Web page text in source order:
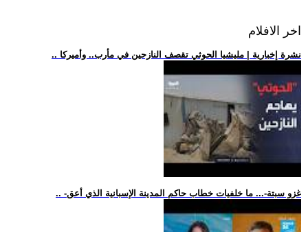
اخر الافلام
.. نشرة إخبارية | مليشيا الحوثي تقصف النازحين في مأرب.. وأميركا
.. -غزو سبتة-... ما خلفيات خطاب حاكم المدينة الإسبانية الذي أعق